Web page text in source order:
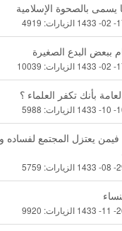
يسمى بالصحوة الإسلامية
17- الزيارات: 4919
ببعض البدع الصغيرة
17- الزيارات: 10039
بأنك تكفر العلماء ؟
10- الزيارات: 5988
فيمن يعتزل المجتمع لفساده
29- الزيارات: 5759
26- الزيارات: 9920